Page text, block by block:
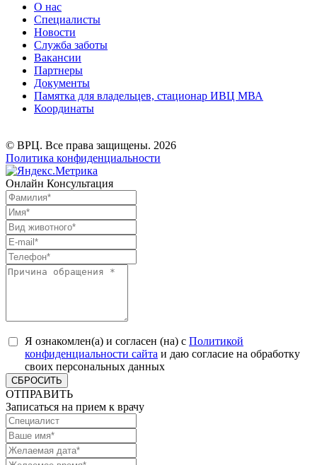
О нас
Специалисты
Новости
Служба заботы
Вакансии
Партнеры
Документы
Памятка для владельцев, стационар ИВЦ МВА
Координаты
© ВРЦ. Все права защищены. 2026
Политика конфиденциальности
Онлайн Консультация
Я ознакомлен(а) и согласен (на) с Политикой
конфиденциальности сайта и даю согласие на обработку
своих персональных данных
СБРОСИТЬ
ОТПРАВИТЬ
Записаться на прием к врачу